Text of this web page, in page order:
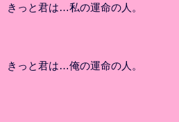
きっと君は…私の運命の人。
きっと君は…俺の運命の人。